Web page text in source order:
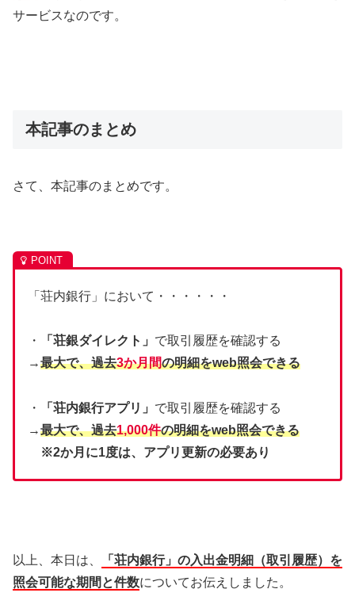
サービスなのです。
本記事のまとめ
さて、本記事のまとめです。
「荘内銀行」において・・・・・・
・ 「荘銀ダイレクト」 で取引履歴を確認する
→最大で、過去3か月間の明細をweb照会できる
・ 「荘内銀行アプリ」 で取引履歴を確認する
→最大で、過去1,000件の明細をweb照会できる
※2か月に1度は、アプリ更新の必要あり
以上、本日は、
「荘内銀行」の入出金明細（取引履歴）を
照会可能な期間と件数についてお伝えしました。